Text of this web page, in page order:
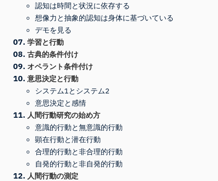
認知は時間と状況に依存する
想像力と抽象的認知は身体に基づいている
デモを見る
学習と行動
古典的条件付け
オペラント条件付け
意思決定と行動
システム1とシステム2
意思決定と感情
人間行動研究の始め方
意識的行動と無意識的行動
顕在行動と潜在行動
合理的行動と非合理的行動
自発的行動と非自発的行動
人間行動の測定